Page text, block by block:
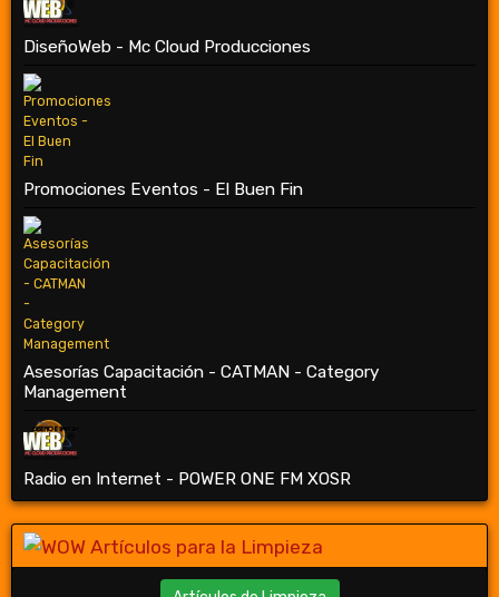
DiseñoWeb - Mc Cloud Producciones
Promociones Eventos - El Buen Fin
Asesorías Capacitación - CATMAN - Category
Management
Radio en Internet - POWER ONE FM XOSR